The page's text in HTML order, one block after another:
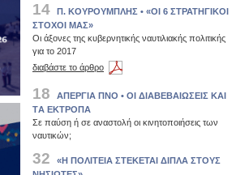
14
Π. ΚΟΥΡΟΥΜΠΛΗΣ • «ΟΙ 6 ΣΤΡΑΤΗΓΙΚΟΙ
ΣΤΟΧΟΙ ΜΑΣ»
Οι άξονες της κυβερνητικής ναυτιλιακής πολιτικής
για το 2017
διαβάστε το άρθρο
18
ΑΠΕΡΓΙΑ ΠΝΟ • ΟΙ ΔΙΑΒΕΒΑΙΩΣΕΙΣ ΚΑΙ
TΑ ΕΚΤΡΟΠΑ
Σε παύση ή σε αναστολή οι κινητοποιήσεις των
ναυτικών;
32
«Η ΠΟΛΙΤΕΙΑ ΣΤΕΚΕΤΑΙ ΔΙΠΛΑ ΣΤΟΥΣ